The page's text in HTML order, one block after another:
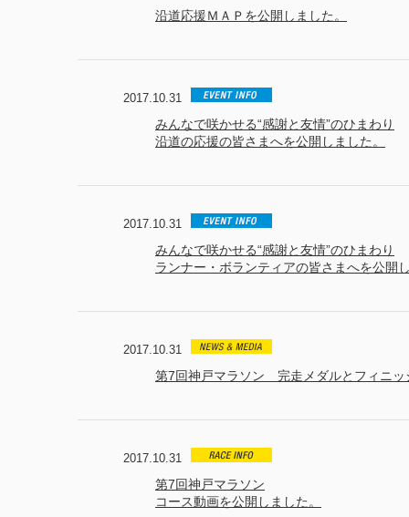
沿道応援ＭＡＰを公開しました。
2017.10.31
みんなで咲かせる“感謝と友情”のひまわり
沿道の応援の皆さまへを公開しました。
2017.10.31
みんなで咲かせる“感謝と友情”のひまわり
ランナー・ボランティアの皆さまへを公開
2017.10.31
第7回神戸マラソン 完走メダルとフィニッ
2017.10.31
第7回神戸マラソン
コース動画を公開しました。